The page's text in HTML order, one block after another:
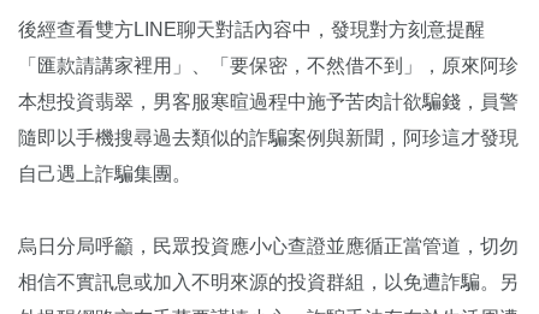
後經查看雙方LINE聊天對話內容中，發現對方刻意提醒
「匯款請講家裡用」、「要保密，不然借不到」，原來阿珍
本想投資翡翠，男客服寒暄過程中施予苦肉計欲騙錢，員警
隨即以手機搜尋過去類似的詐騙案例與新聞，阿珍這才發現
自己遇上詐騙集團。
烏日分局呼籲，民眾投資應小心查證並應循正當管道，切勿
相信不實訊息或加入不明來源的投資群組，以免遭詐騙。另